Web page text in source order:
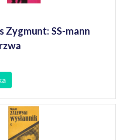
Zygmunt: SS-mann